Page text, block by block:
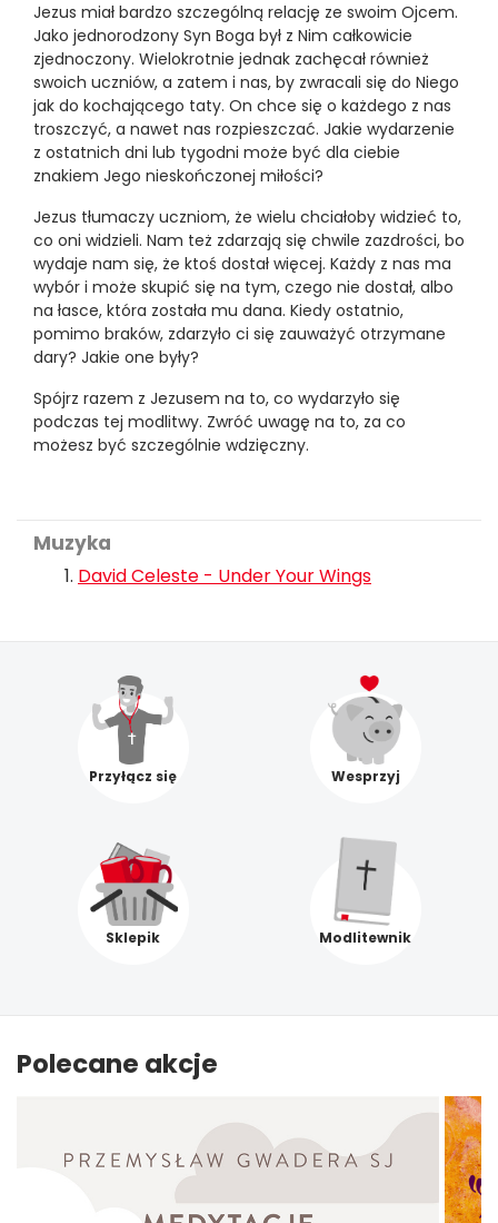
Jezus miał bardzo szczególną relację ze swoim Ojcem.
Jako jednorodzony Syn Boga był z Nim całkowicie
zjednoczony. Wielokrotnie jednak zachęcał również
swoich uczniów, a zatem i nas, by zwracali się do Niego
jak do kochającego taty. On chce się o każdego z nas
troszczyć, a nawet nas rozpieszczać. Jakie wydarzenie
z ostatnich dni lub tygodni może być dla ciebie
znakiem Jego nieskończonej miłości?
Jezus tłumaczy uczniom, że wielu chciałoby widzieć to,
co oni widzieli. Nam też zdarzają się chwile zazdrości, bo
wydaje nam się, że ktoś dostał więcej. Każdy z nas ma
wybór i może skupić się na tym, czego nie dostał, albo
na łasce, która została mu dana. Kiedy ostatnio,
pomimo braków, zdarzyło ci się zauważyć otrzymane
dary? Jakie one były?
Spójrz razem z Jezusem na to, co wydarzyło się
podczas tej modlitwy. Zwróć uwagę na to, za co
możesz być szczególnie wdzięczny.
Muzyka
David Celeste - Under Your Wings
Przyłącz się Wesprzyj
Sklepik Modlitewnik
Polecane akcje